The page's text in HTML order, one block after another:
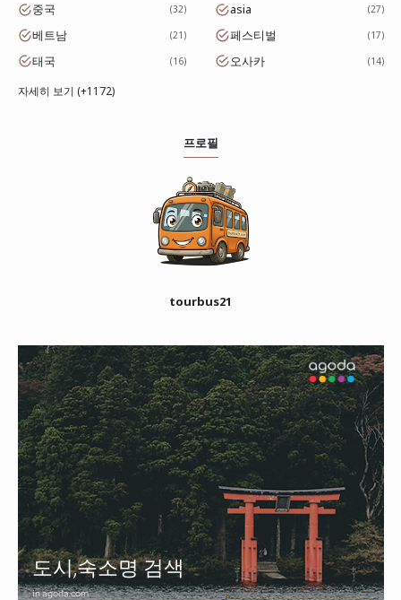
중국 32 asia 27
베트남 21 페스티벌 17
태국 16 오사카 14
자세히 보기 (+1172)
프로필
tourbus21